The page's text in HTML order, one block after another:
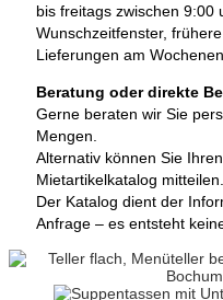
bis freitags zwischen 9:00
Wunschzeitfenster,
Lieferungen am
Beratung oder direkte
Gerne beraten wir Sie
Mengen.
Alternativ können Sie
Mietartikelkatalog mitteilen.
Der Katalog dient der
Anfrage – es entsteht